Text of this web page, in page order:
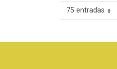
75 entradas